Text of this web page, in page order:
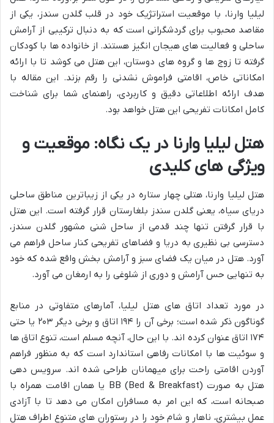
لیلیا وارنا، با موقعیت استراتژیک خود در قلب گلدن سندز، یکی از
مقاصد محبوب برای گردشگرانی است که به دنبال ترکیبی از آرامش
ساحلی و فعالیت های هیجان انگیز هستند. از خانواده ها با کودکان
گرفته تا زوج ها و گروه های دوستان، این هتل می کوشد تا با ارائه
امکاناتی خاص، اقامتی فراموش نشدنی را رقم بزند. این مقاله با
هدف ارائه اطلاعاتی دقیق و کاربردی، راهنمای شما برای شناخت
کامل امکانات تفریحی این هتل خواهد بود.
هتل لیلیا وارنا در یک نگاه: موقعیت و
ویژگی های کلیدی
هتل لیلیا وارنا، هتلی چهار ستاره در یکی از زیباترین مناطق ساحلی
دریای سیاه، یعنی گلدن سندز بلغارستان قرار گرفته است. این هتل
با قرار گرفتن تنها چند قدمی از ساحل شنی مشهور گلدن سندز،
دسترسی بی نظیری به دریا و فضاهای تفریحی کنار ساحل فراهم می
آورد. هتل در میان یک فضای سبز و آرامش بخش واقع شده که خود
به تنهایی حس آرامش و دوری از شلوغی را به ارمغان می آورد.
در مورد تعداد اتاق های هتل لیلیا، آمارهای متفاوتی در منابع
گوناگون ذکر شده است؛ برخی آن را ۱۹۴ اتاق و برخی دیگر ۲۰۳ یا حتی
۱۷۴ اتاق عنوان کرده اند. با این حال، آنچه مسلم است، تنوع اتاق ها
و سوئیت ها با امکانات رفاهی استاندارد است که به منظور فراهم
آوردن اقامتی راحت برای میهمانان طراحی شده اند. سرویس دهی
هتل به صورت BB (Bed & Breakfast) یا همان اقامت همراه با
صبحانه است، که این امر به مسافران امکان می دهد تا با آزادی
عمل بیشتری، ناهار و شام خود را در رستوران های متنوع اطراف هتل